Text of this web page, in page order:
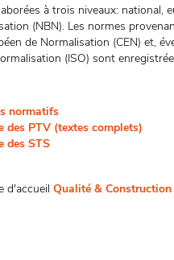
à trois niveaux: national,
(NBN). Les normes
de Normalisation (CEN) et,
(ISO) sont
normatifs
des PTV (textes complets)
des STS
d'accueil Qualité & Construction